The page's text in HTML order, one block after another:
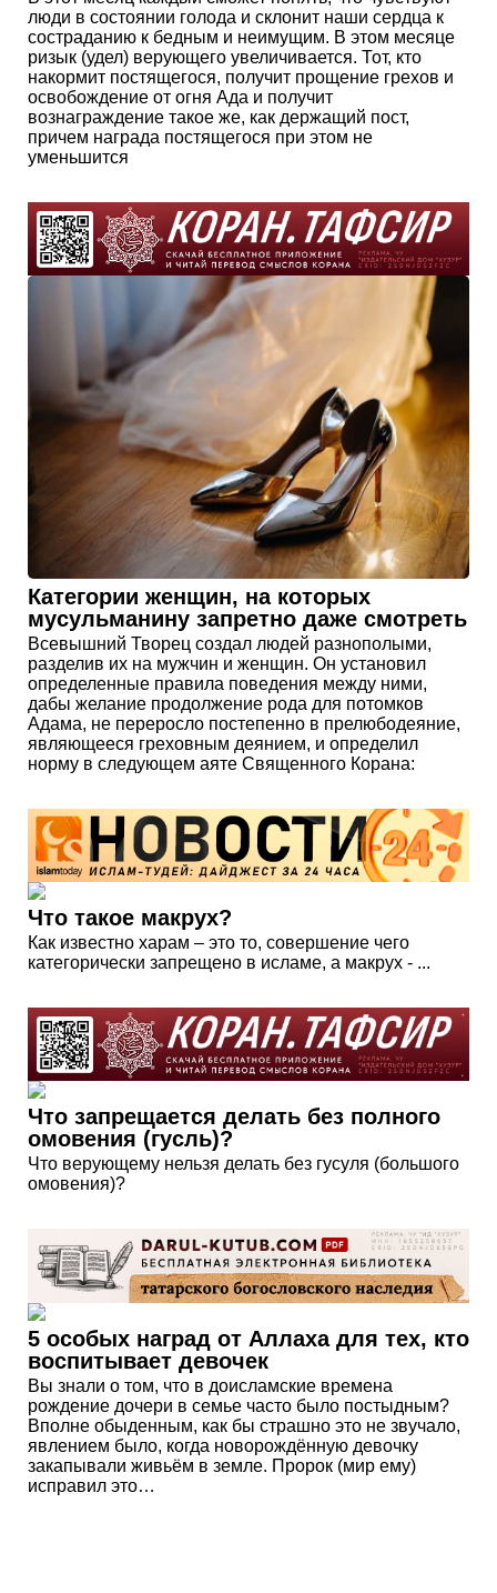
люди в состоянии голода и склонит наши сердца к
состраданию к бедным и неимущим. В этом месяце
ризык (удел) верующего увеличивается. Тот, кто
накормит постящегося, получит прощение грехов и
освобождение от огня Ада и получит
вознаграждение такое же, как держащий пост,
причем награда постящегося при этом не
уменьшится
Категории женщин, на которых
мусульманину запретно даже смотреть
Всевышний Творец создал людей разнополыми,
разделив их на мужчин и женщин. Он установил
определенные правила поведения между ними,
дабы желание продолжение рода для потомков
Адама, не переросло постепенно в прелюбодеяние,
являющееся греховным деянием, и определил
норму в следующем аяте Священного Корана:
Что такое макрух?
Как известно харам – это то, совершение чего
категорически запрещено в исламе, а макрух - ...
Что запрещается делать без полного
омовения (гусль)?
Что верующему нельзя делать без гусуля (большого
омовения)?
5 особых наград от Аллаха для тех, кто
воспитывает девочек
Вы знали о том, что в доисламские времена
рождение дочери в семье часто было постыдным?
Вполне обыденным, как бы страшно это не звучало,
явлением было, когда новорождённую девочку
закапывали живьём в земле. Пророк (мир ему)
исправил это…